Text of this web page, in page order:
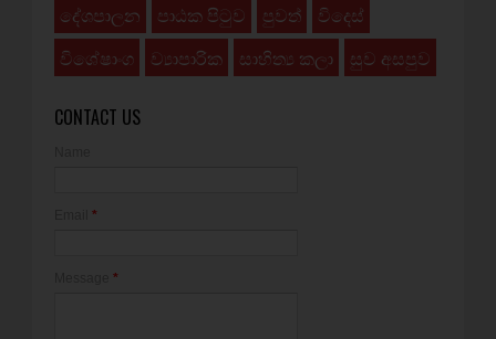
දේශපාලන
පාඨක පිටුව පුවත්
විදෙස්
විශේෂාංග
ව්‍යාපාරික සාහිත්‍ය කලා සුව අසපුව
CONTACT US
*
*